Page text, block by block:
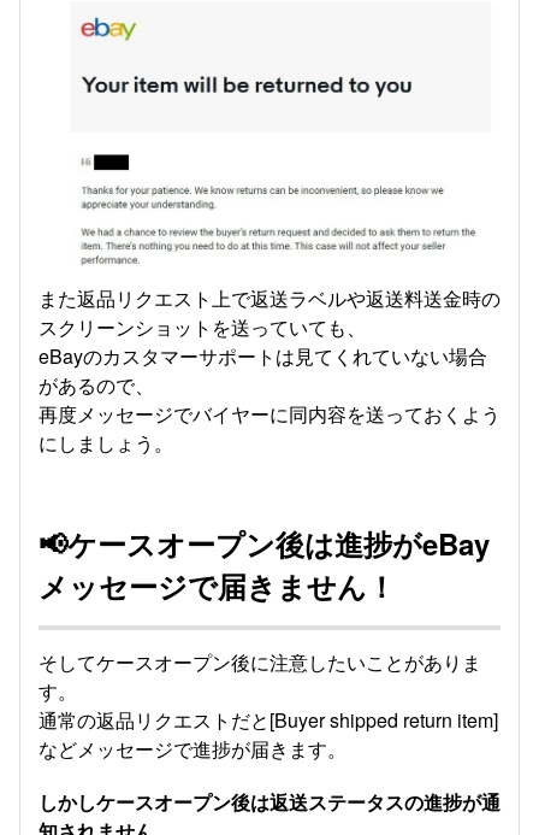
また返品リクエスト上で返送ラベルや返送料送金時の
スクリーンショットを送っていても、
eBayのカスタマーサポートは見てくれていない場合
があるので、
再度メッセージでバイヤーに同内容を送っておくよう
にしましょう。
📢ケースオープン後は進捗がeBay
メッセージで届きません！
そしてケースオープン後に注意したいことがありま
す。
通常の返品リクエストだと[Buyer shipped return item]
などメッセージで進捗が届きます。
しかしケースオープン後は返送ステータスの進捗が通